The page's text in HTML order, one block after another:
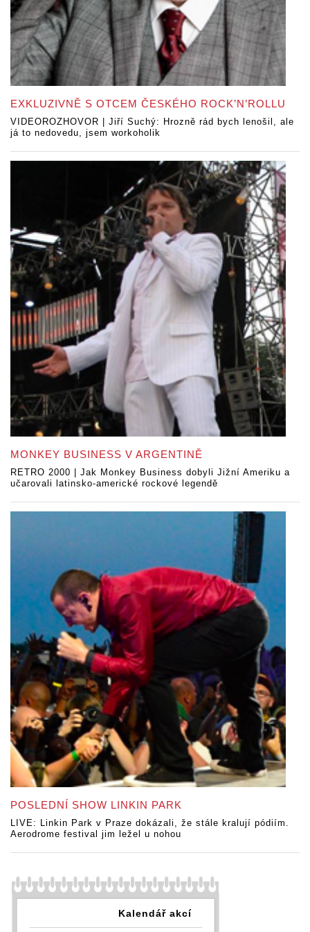
EXKLUZIVNĚ S OTCEM ČESKÉHO ROCK’N’ROLLU
VIDEOROZHOVOR | Jiří Suchý: Hrozně rád bych lenošil, ale
já to nedovedu, jsem workoholik
MONKEY BUSINESS V ARGENTINĚ
RETRO 2000 | Jak Monkey Business dobyli Jižní Ameriku a
učarovali latinsko-americké rockové legendě
POSLEDNÍ SHOW LINKIN PARK
LIVE: Linkin Park v Praze dokázali, že stále kralují pódiím.
Aerodrome festival jim ležel u nohou
Kalendář akcí